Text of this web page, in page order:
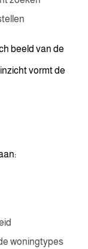
beeld van de
vormt de
woningtypes